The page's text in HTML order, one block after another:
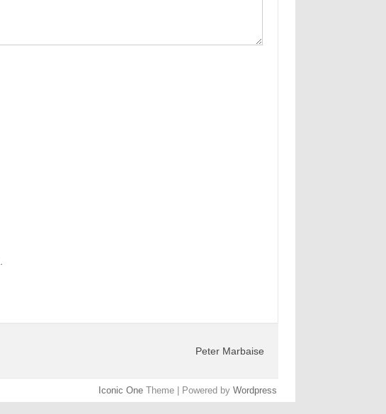
Peter Marbaise
Iconic One Theme | Powered by Wordpress